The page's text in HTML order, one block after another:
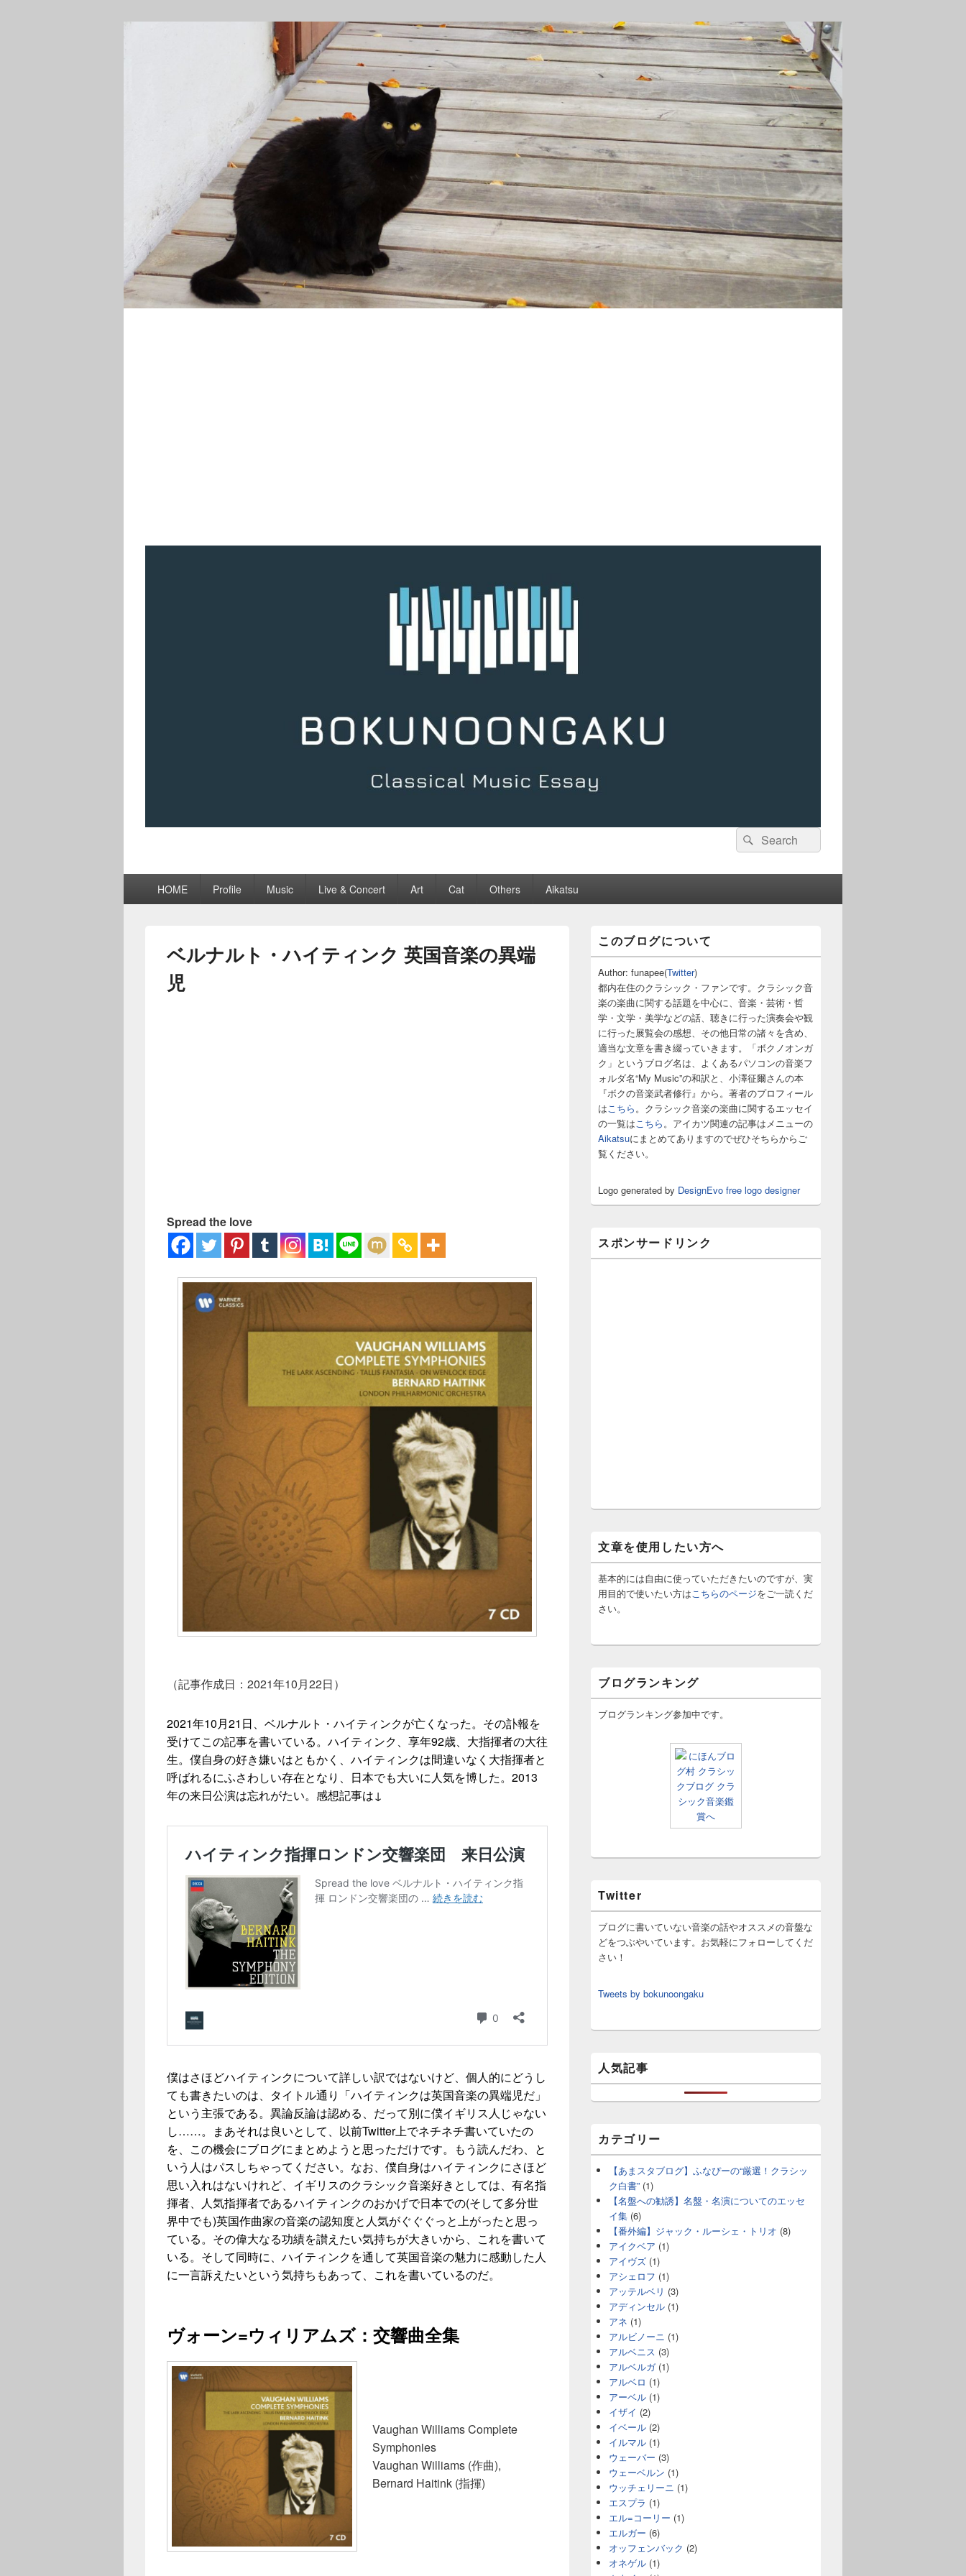
検
索:
検
索
HOME Profile Music Live & Concert Art Cat Others Aikatsu
ベルナルト・ハイティンク 英国音楽の異端
児
Spread the love
（記事作成日：2021年10月22日）
2021年10月21日、ベルナルト・ハイティンクが亡くなった。その訃報を
受けてこの記事を書いている。ハイティンク、享年92歳、大指揮者の大往
生。僕自身の好き嫌いはともかく、ハイティンクは間違いなく大指揮者と
呼ばれるにふさわしい存在となり、日本でも大いに人気を博した。2013
年の来日公演は忘れがたい。感想記事は↓
僕はさほどハイティンクについて詳しい訳ではないけど、個人的にどうし
ても書きたいのは、タイトル通り「ハイティンクは英国音楽の異端児だ」
という主張である。異論反論は認める、だって別に僕イギリス人じゃない
し……。まあそれは良いとして、以前Twitter上でネチネチ書いていたの
を、この機会にブログにまとめようと思っただけです。もう読んだわ、と
いう人はパスしちゃってください。なお、僕自身はハイティンクにさほど
思い入れはないけれど、イギリスのクラシック音楽好きとしては、有名指
揮者、人気指揮者であるハイティンクのおかげで日本での(そして多分世
界中でも)英国作曲家の音楽の認知度と人気がぐぐぐっと上がったと思っ
ている。その偉大なる功績を讃えたい気持ちが大きいから、これを書いて
いる。そして同時に、ハイティンクを通して英国音楽の魅力に感動した人
に一言訴えたいという気持ちもあって、これを書いているのだ。
ヴォーン=ウィリアムズ：交響曲全集
Vaughan Williams Complete
Symphonies
Vaughan Williams (作曲),
Bernard Haitink (指揮)
ン
サ
イ
ド
バ
ー
ウ
ィ
ジ
エ
リ
ア
このブログについて
Author: funapee(Twitter)
都内在住のクラシック・ファンです。クラシック音
楽の楽曲に関する話題を中心に、音楽・芸術・哲
学・文学・美学などの話、聴きに行った演奏会や観
に行った展覧会の感想、その他日常の諸々を含め、
適当な文章を書き綴っていきます。「ボクノオンガ
ク」というブログ名は、よくあるパソコンの音楽フ
ォルダ名“My Music”の和訳と、小澤征爾さんの本
『ボクの音楽武者修行』から。著者のプロフィール
はこちら。クラシック音楽の楽曲に関するエッセイ
の一覧はこちら。アイカツ関連の記事はメニューの
Aikatsuにまとめてありますのでぜひそちらからご
覧ください。
Logo generated by DesignEvo free logo designer
スポンサードリンク
文章を使用したい方へ
基本的には自由に使っていただきたいのですが、実
用目的で使いたい方はこちらのページをご一読くだ
さい。
ブログランキング
ブログランキング参加中です。
Twitter
ブログに書いていない音楽の話やオススメの音盤な
どをつぶやいています。お気軽にフォローしてくだ
さい！
Tweets by bokunoongaku
人気記事
カテゴリー
【あまスタブログ】ふなぴーの“厳選！クラシッ
ク白書” (1)
【名盤への勧誘】名盤・名演についてのエッセ
イ集 (6)
【番外編】ジャック・ルーシェ・トリオ (8)
アイクベア (1)
アイヴズ (1)
アシェロフ (1)
アッテルベリ (3)
アディンセル (1)
アネ (1)
アルビノーニ (1)
アルベニス (3)
アルベルガ(1)
アルベロ (1)
アーベル (1)
イザイ (2)
イベール (2)
イルマル (1)
ウェーバー (3)
ウェーベルン (1)
ウッチェリーニ (1)
エスプラ (1)
エル=コーリー (1)
エルガー (6)
オッフェンバック (2)
オネゲル (1)